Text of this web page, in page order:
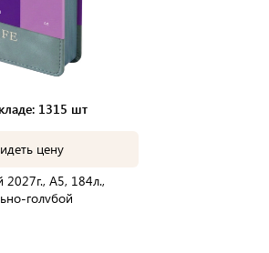
складе: 1315 шт
цену
А5, 184л.,
голубой